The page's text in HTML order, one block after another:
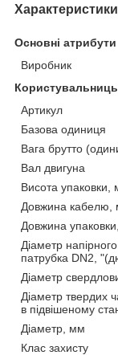
Характеристики
Основні атрибути
Виробник
Артикул
Базова одиниця
Вага брутто
Вал двигуна
Висота упаковки,
Довжина кабелю,
Довжина
Діаметр напірного
патрубка DN2,
Діаметр
Діаметр твердих
в підвішеному
Діаметр, мм
Клас захисту